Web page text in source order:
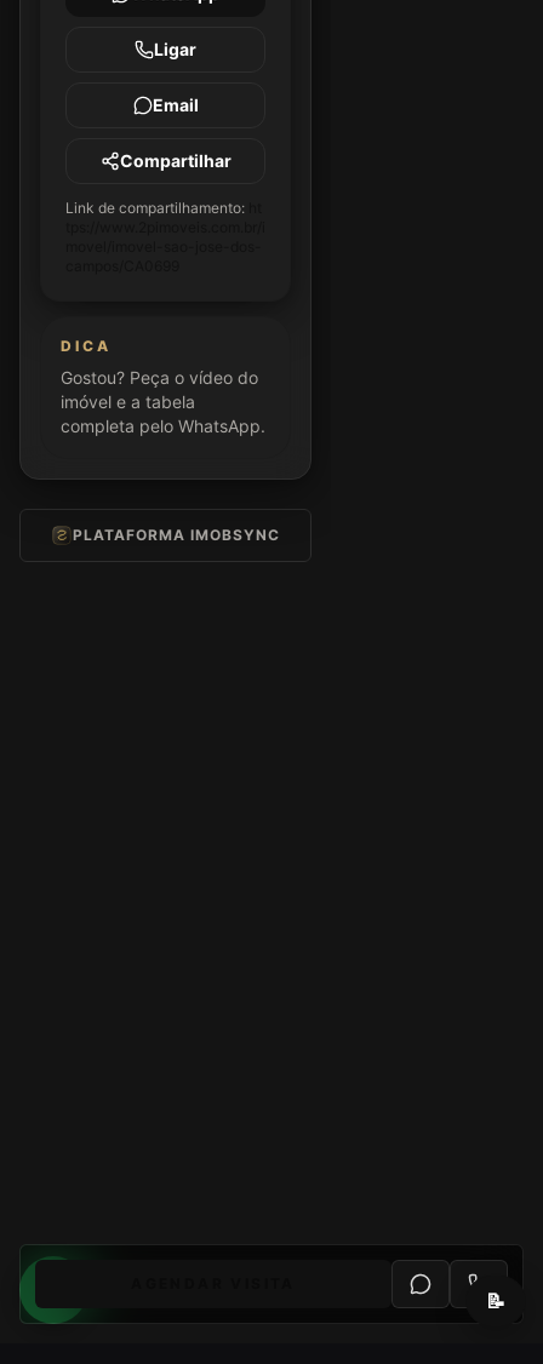
Ligar
Email
Compartilhar
Link de compartilhamento:
DICA
Gostou? Peça o vídeo do
imóvel e a tabela
completa pelo WhatsApp.
PLATAFORMA IMOBSYNC
📝